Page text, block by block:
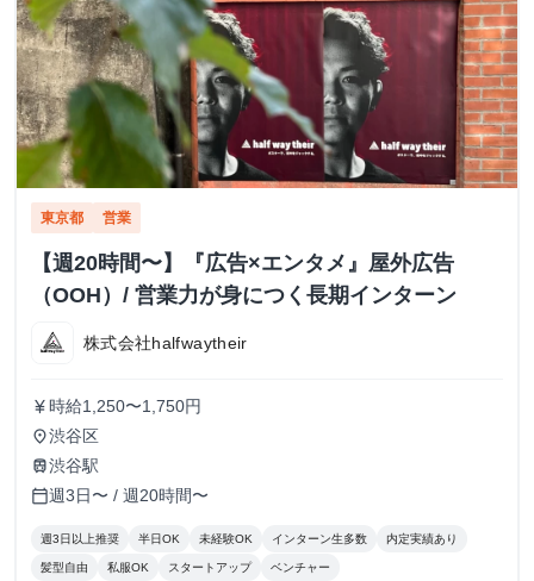
東京都 営業
【週20時間〜】『広告×エンタメ』屋外広告
（OOH）/ 営業力が身につく長期インターン
株式会社halfwaytheir
currency_yen 時給1,250〜1,750円
place渋谷区
train渋谷駅
calendar_today週3日〜 / 週20時間〜
週3日以上推奨 半日OK 未経験OK インターン生多数 内定実績あり
髪型自由 私服OK スタートアップ ベンチャー